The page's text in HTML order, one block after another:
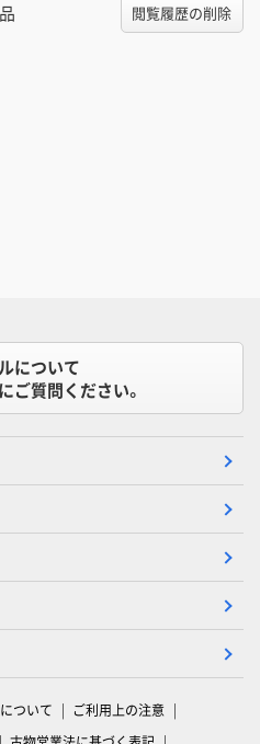
閲覧履歴の削除
について
ご質問ください。
ついて
ご利用上の注意